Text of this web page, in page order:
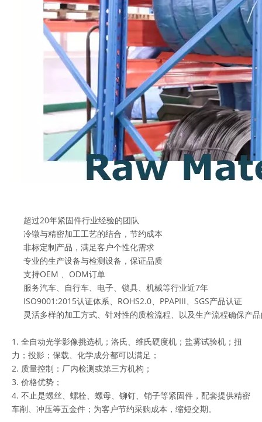
超过20年紧固件行业经验的团队
冷镦与精密加工工艺的结合，节约成本
非标定制产品，满足客户个性化需求
专业的生产设备与检测设备，保证品质
支持OEM 、ODM订单
服务汽车、自行车、电子、锁具、机械等行业近7年
ISO9001:2015认证体系、ROHS2.0、PPAPIII、SGS产品认证
灵活多样的加工方式、针对性的质检流程、以及生产流程确保产
1. 全自动光学影像挑选机；洛氏、维氏硬度机；盐雾试验机；扭
力；投影；保载、化学成分都可以满足；
2. 质量控制：厂内检测或第三方机构；
3. 价格优势；
4. 不止是螺丝、螺栓、螺母、铆钉、销子等紧固件，配套提供精密
车削、冲压等五金件；为客户节约采购成本，缩短交期。